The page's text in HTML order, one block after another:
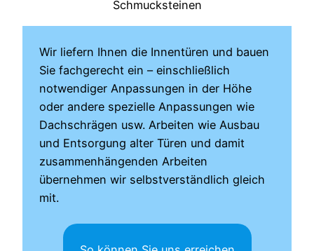
Schmucksteinen
Wir liefern Ihnen die Innentüren und bauen
Sie fachgerecht ein – einschließlich
notwendiger Anpassungen in der Höhe
oder andere spezielle Anpassungen wie
Dachschrägen usw. Arbeiten wie Ausbau
und Entsorgung alter Türen und damit
zusammenhängenden Arbeiten
übernehmen wir selbstverständlich gleich
mit.